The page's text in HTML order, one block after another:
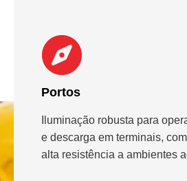
Portos
Iluminação robusta para
e descarga em terminais,
alta resistência a ambientes